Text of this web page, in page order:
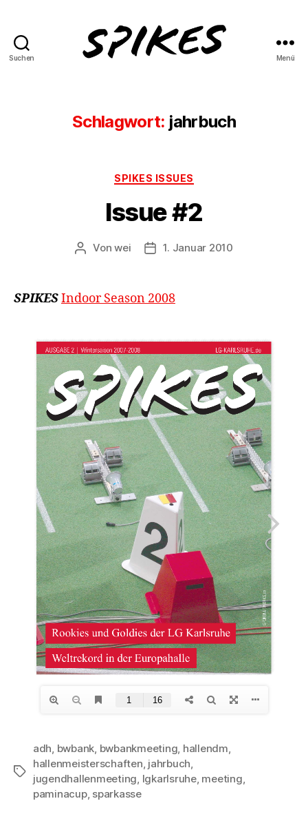
Suchen Menü
Schlagwort: jahrbuch
Kategorien
SPIKES ISSUES
Issue #2
Beitragsautor
Vonwei Beitragsdatum
1. Januar 2010
SPIKESIndoor Season 2008
Schlagwörter
adh, bwbank, bwbankmeeting, hallendm,
hallenmeisterschaften, jahrbuch,
jugendhallenmeeting, lgkarlsruhe, meeting,
paminacup, sparkasse